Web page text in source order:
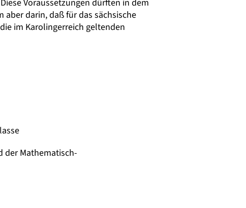
Voraussetzungen dürften in dem
darin, daß für das sächsische
im Karolingerreich geltenden
der Mathematisch-